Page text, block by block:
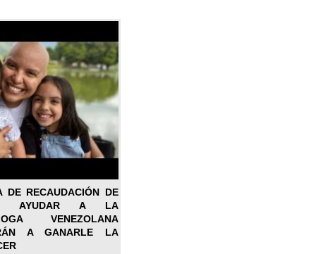
DE RECAUDACIÓN DE
AYUDAR A LA
VENEZOLANA
A GANARLE LA